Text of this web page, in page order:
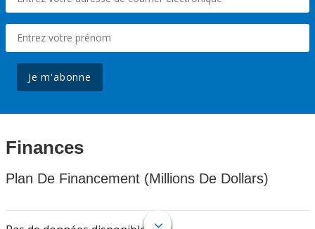
Je m'abonne
Finances
Plan De Financement (Millions De Dollars)